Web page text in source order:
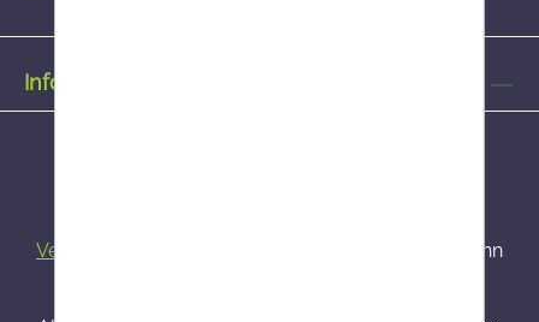
Informationen
Versandkosten
und ggf. Nachnahmegebühren, wenn